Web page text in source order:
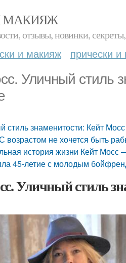
МАКИЯЖ
отзывы, новинки,
и макияж прически
Уличный стиль
стиль знаменитости: Кейт
возрастом не хочется быть
история жизни Кейт
45-летие с молодым
Уличный стиль